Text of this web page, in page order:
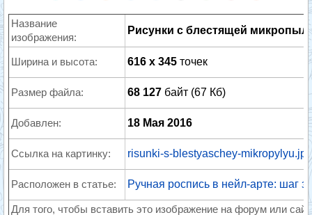
Название
изображения:
Рисунки с блестящей
Ширина и высота: 616 x 345 точек
Размер файла: 68 127 байт (67 Кб)
Добавлен: 18 Мая 2016
Ссылка на картинку: risunki-s-blestyaschey-mikropylyu.jpg
Расположен в статье: Ручная роспись в нейл-арте: шаг
Для того, чтобы вставить это изображение на форум или